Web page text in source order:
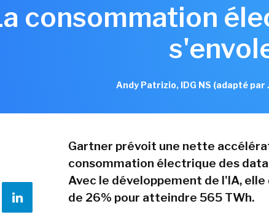
consommation
Andy Patrizio, IDG NS (adapté par
Gartner prévoit une nette
consommation électrique des
Avec le développement de l'IA,
de 26% pour atteindre 565 TWh.